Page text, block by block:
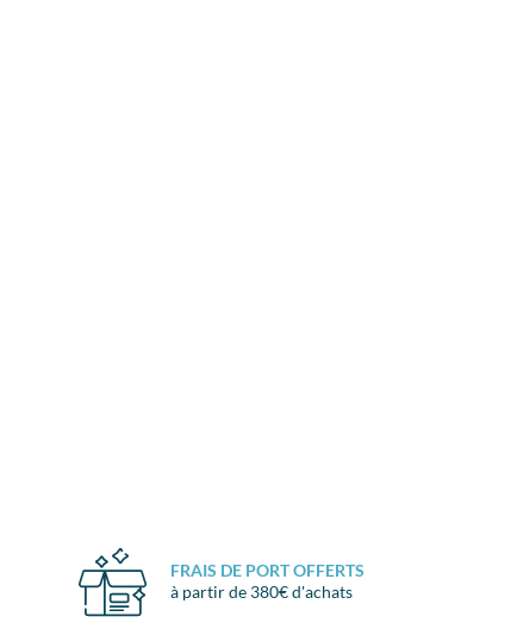
FRAIS DE PORT OFFERTS
à partir de 380€ d'achats